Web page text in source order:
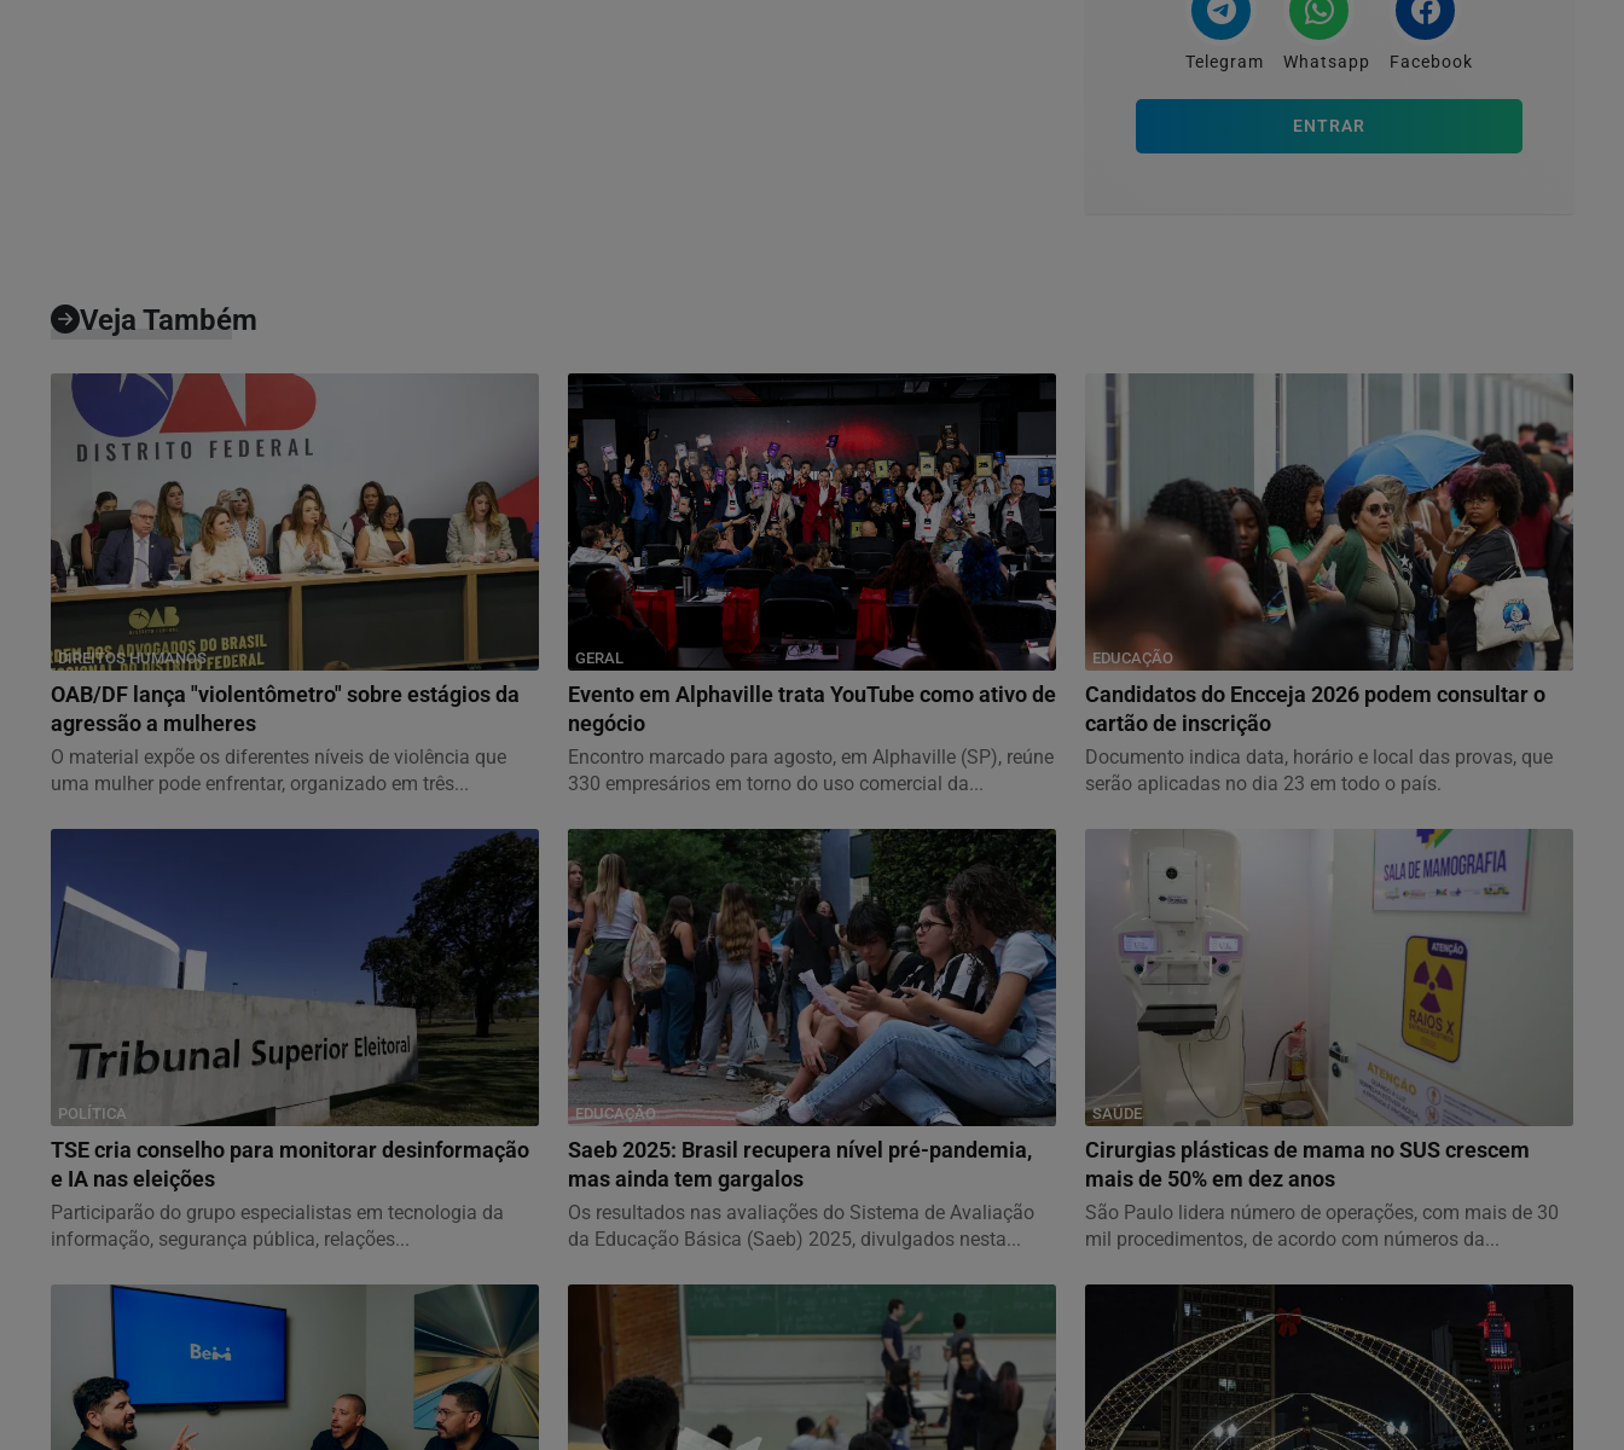
Telegram Whatsapp Facebook
ENTRAR
Veja Também
DIREITOS HUMANOS
OAB/DF lança "violentômetro" sobre estágios da
agressão a mulheres
O material expõe os diferentes níveis de violência que
uma mulher pode enfrentar, organizado em três...
GERAL
Evento em Alphaville trata YouTube como ativo de
negócio
Encontro marcado para agosto, em Alphaville (SP), reúne
330 empresários em torno do uso comercial da...
EDUCAÇÃO
Candidatos do Encceja 2026 podem consultar o
cartão de inscrição
Documento indica data, horário e local das provas, que
serão aplicadas no dia 23 em todo o país.
POLÍTICA
TSE cria conselho para monitorar desinformação
e IA nas eleições
Participarão do grupo especialistas em tecnologia da
informação, segurança pública, relações...
EDUCAÇÃO
Saeb 2025: Brasil recupera nível pré-pandemia,
mas ainda tem gargalos
Os resultados nas avaliações do Sistema de Avaliação
da Educação Básica (Saeb) 2025, divulgados nesta...
SAÚDE
Cirurgias plásticas de mama no SUS crescem
mais de 50% em dez anos
São Paulo lidera número de operações, com mais de 30
mil procedimentos, de acordo com números da...